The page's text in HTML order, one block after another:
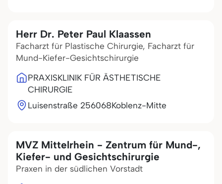
Herr Dr. Peter Paul Klaassen
Facharzt für Plastische Chirurgie, Facharzt für
Mund-Kiefer-Gesichtschirurgie
PRAXISKLINIK FÜR ÄSTHETISCHE
CHIRURGIE
Luisenstraße 256068Koblenz-Mitte
MVZ Mittelrhein - Zentrum für Mund-,
Kiefer- und Gesichtschirurgie
Praxen in der südlichen Vorstadt